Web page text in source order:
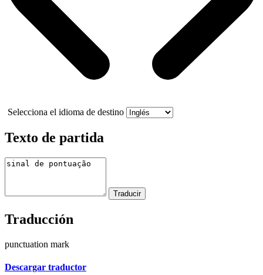
Selecciona el idioma de destino
Texto de partida
Traducción
punctuation mark
Descargar traductor